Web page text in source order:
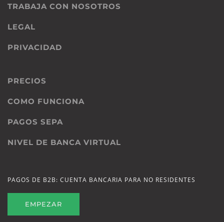
TRABAJA CON NOSOTROS
LEGAL
PRIVACIDAD
PRECIOS
COMO FUNCIONA
PAGOS SEPA
NIVEL DE BANCA VIRTUAL
PAGOS DE B2B: CUENTA BANCARIA PARA NO RESIDENTES
EMPEZAR